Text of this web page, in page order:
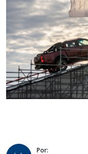
Por: